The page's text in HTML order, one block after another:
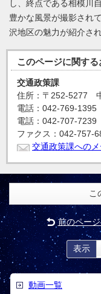
し、終点である相模川
豊かな風景が撮影され
沢地区の魅力が紹介さ
このページに関する
交通政策課
住所：〒252-5277
電話：042-769-1395
電話：042-707-7239
ファクス：042-757-
交通政策課への
こ
前のペー
表示
動画一覧